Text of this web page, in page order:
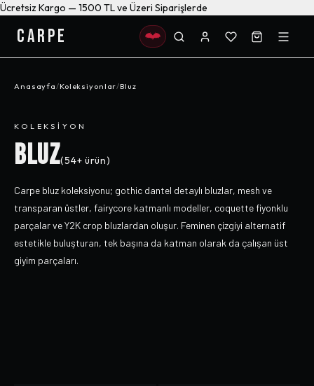
Ücretsiz Kargo — 1500 TL ve Üzeri Siparişlerde
CARPE
Anasayfa/Koleksiyonlar/Bluz
KOLEKSIYON
BLUZ(54+ ürün)
Carpe bluz koleksiyonu; gothic dantel detaylı bluzlar, mesh ve
transparan üstler, fairycore katmanlı modeller, coquette fiyonklu
parçalar ve Y2K crop bluzlardan oluşur. Feminen çizgiyi alternatif
estetikle buluşturan, tek başına da katman olarak da çalışan üst
giyim parçaları.